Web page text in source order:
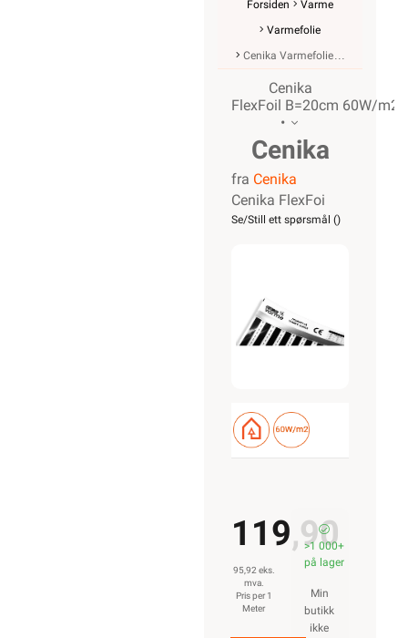
Forsiden
Varme
Varmefolie
Cenika Varmefolie
Cenika
FlexFoil B=20cm 60W/m2
•
Cenika
FlexFoil
fra Cenika
Cenika FlexFoi
Se/Still ett spørsmål ()
119,90
95,92 eks.
mva.
Pris per 1
Meter
>1 000+
på lager
Min
butikk
ikke